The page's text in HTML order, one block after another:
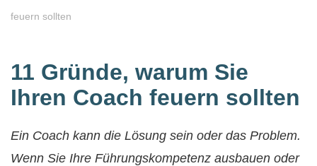
feuern sollten
11 Gründe, warum Sie
Ihren Coach feuern sollten
Ein Coach kann die Lösung sein oder das Problem.
Wenn Sie Ihre Führungskompetenz ausbauen oder